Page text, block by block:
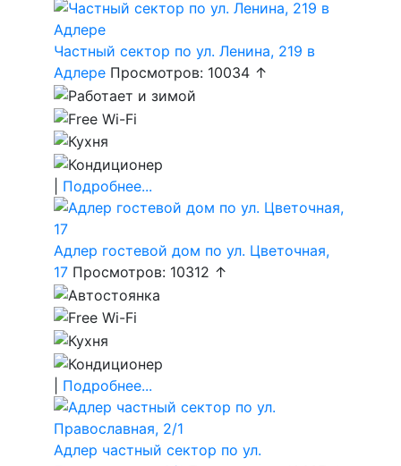
Частный сектор по ул. Ленина, 219 в
Адлере Просмотров: 10034 ↑
Подробнее...
Адлер гостевой дом по ул. Цветочная,
17 Просмотров: 10312 ↑
Подробнее...
Адлер частный сектор по ул.